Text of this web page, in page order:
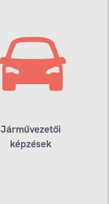
Járművezetői
képzések